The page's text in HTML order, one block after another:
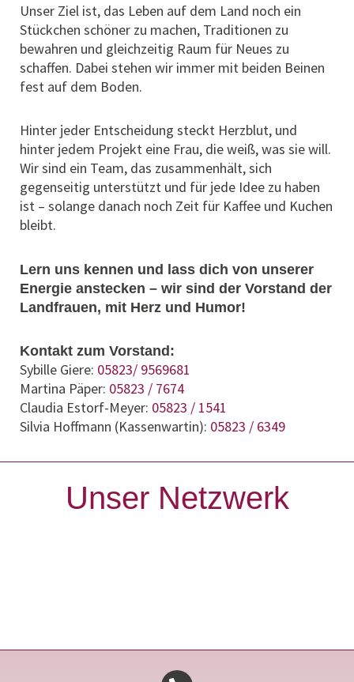
Unser Ziel ist, das Leben auf dem Land noch ein
Stückchen schöner zu machen, Traditionen zu
bewahren und gleichzeitig Raum für Neues zu
schaffen. Dabei stehen wir immer mit beiden Beinen
fest auf dem Boden.
Hinter jeder Entscheidung steckt Herzblut, und
hinter jedem Projekt eine Frau, die weiß, was sie will.
Wir sind ein Team, das zusammenhält, sich
gegenseitig unterstützt und für jede Idee zu haben
ist – solange danach noch Zeit für Kaffee und Kuchen
bleibt.
Lern uns kennen und lass dich von unserer
Energie anstecken – wir sind der Vorstand der
Landfrauen, mit Herz und Humor!
Kontakt zum Vorstand:
Sybille Giere: 05823/ 9569681
Martina Päper: 05823 / 7674
Claudia Estorf-Meyer: 05823 / 1541
Silvia Hoffmann (Kassenwartin): 05823 / 6349
Unser Netzwerk